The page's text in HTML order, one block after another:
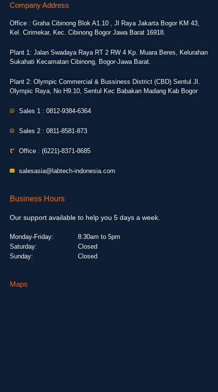
Company Address
Office : Graha Cibinong Blok A1.10 , Jl Raya Jakarta Bogor KM 43,
Kel. Cirimekar, Kec. Cibinong Bogor Jawa Barat 16918.
Plant 1: Jalan Swadaya Raya RT 2 RW 4 Kp. Muara Beres, Kelurahan
Sukahati Kecamatan Cibinong, Bogor-Jawa Barat.
Plant 2: Olympic Commercial & Bussiness District (CBD) Sentul Jl.
Olympic Raya, No H9.10, Sentul Kec Babakan Madang Kab Bogor
Sales 1 : 0812-9384-6364
Sales 2 : 0811-8581-873
Office : (6221)-8371-8685
salesasia@labtech-indonesia.com
Business Hours
Our support available to help you 5 days a week.
Monday-Friday:
Saturday:
Sunday:
8:30am to 5pm
Closed
Closed
Maps